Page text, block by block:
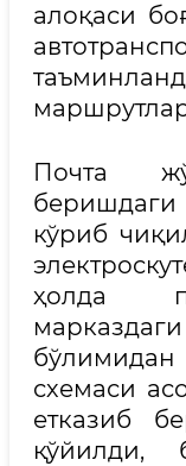
алоқаси
Почта
беришдаги
кўриб
ҳолда
схемаси
етказиб
қўйилди,